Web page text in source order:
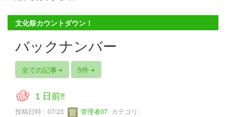
文化祭カウントダウン！
バックナンバー
全ての記事 5件
１日前‼
投稿日時 : 07/23 管理者07 カテゴリ: